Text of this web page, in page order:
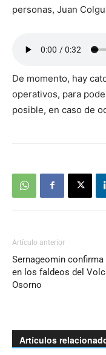
personas, Juan
De momento, hay
operativos, para
posible, en caso de
Artículo anterior
Sernageomin
en los faldeos del
Osorno
Artículos